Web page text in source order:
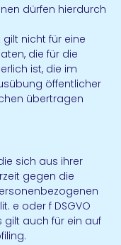
dürfen hierdurch
nicht für eine
die für die
ist, die im
öffentlicher
übertragen
sich aus ihrer
gegen die
e oder f DSGVO
gilt auch für ein auf